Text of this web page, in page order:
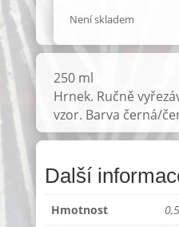
Není skladem
250 ml
Hrnek. Ručně
vzor. Barva černá/
Další
Hmotnost